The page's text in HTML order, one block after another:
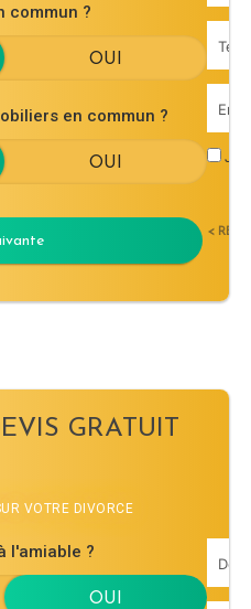
commun ?
en commun ?
<
GRATUIT
VOTRE DIVORCE
l'amiable ?